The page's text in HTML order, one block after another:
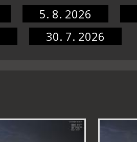
5. 8. 2026
30. 7. 2026